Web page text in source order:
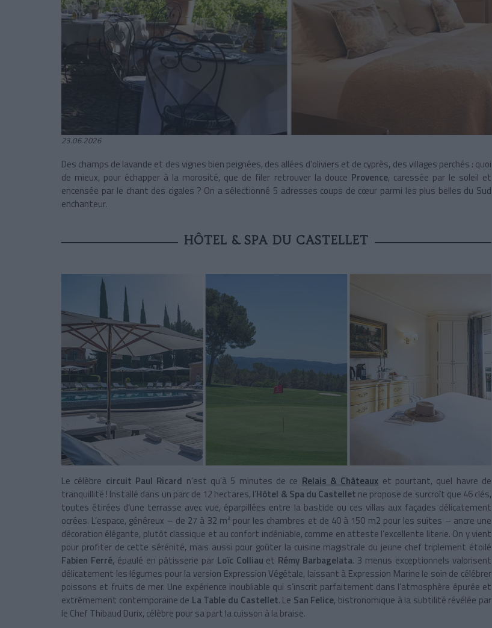
23.06.2026
Des champs de lavande et des vignes bien peignées, des allées d’oliviers et de cyprès, des villages perchés : quoi
de mieux, pour échapper à la morosité, que de filer retrouver la douce Provence, caressée par le soleil et
encensée par le chant des cigales ? On a sélectionné 5 adresses coups de cœur parmi les plus belles du Sud
enchanteur.
HÔTEL & SPA DU CASTELLET
Le célèbre circuit Paul Ricard n’est qu’à 5 minutes de ce Relais & Châteaux et pourtant, quel havre de
tranquillité ! Installé dans un parc de 12 hectares, l’Hôtel & Spa du Castellet ne propose de surcroît que 46 clés,
toutes étirées d’une terrasse avec vue, éparpillées entre la bastide ou ces villas aux façades délicatement
ocrées. L’espace, généreux – de 27 à 32 m² pour les chambres et de 40 à 150 m2 pour les suites – ancre une
décoration élégante, plutôt classique et au confort indéniable, comme en atteste l’excellente literie. On y vient
pour profiter de cette sérénité, mais aussi pour goûter la cuisine magistrale du jeune chef triplement étoilé
Fabien Ferré, épaulé en pâtisserie parLoïc Colliau et Rémy Barbagelata. 3 menus exceptionnels valorisent
délicatement les légumes pour la version Expression Végétale, laissant à Expression Marine le soin de célébrer
poissons et fruits de mer. Une expérience inoubliable qui s’inscrit parfaitement dans l’atmosphère épurée et
extrêmement contemporaine de La Table du Castellet. Le San Felice, bistronomique à la subtilité révélée par
le Chef Thibaud Durix, célèbre pour sa part la cuisson à la braise.